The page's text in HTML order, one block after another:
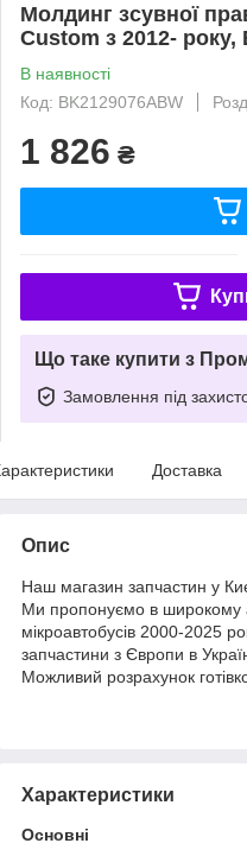
Молдинг зсувної
Custom з 2012- року,
В наявності
Код: BK2129076ABW
1 826 ₴
Що таке купити з
Замовлення під
Доставка
Опис
Наш магазин запчастин у
Ми пропонуємо в широкому
мікроавтобусів 2000-2025
запчастини з Європи в
Можливий розрахунок
Характеристики
Основні